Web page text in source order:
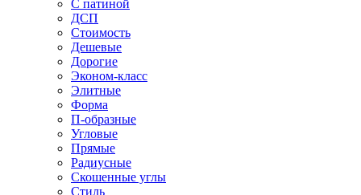
С патиной
ДСП
Стоимость
Дешевые
Дорогие
Эконом-класс
Элитные
Форма
П-образные
Угловые
Прямые
Радиусные
Скошенные углы
Стиль